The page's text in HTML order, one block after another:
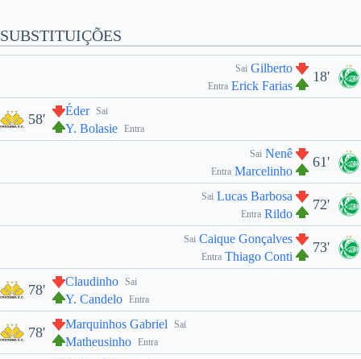
SUBSTITUIÇÕES
18'
Sai Gilberto
Entra Erick Farias
Sai
Éder
Entra
Y. Bolasie
58'
61'
Sai Nenê
Entra Marcelinho
72'
Sai Lucas Barbosa
Entra Rildo
73'
Sai Caique Gonçalves
Entra Thiago Conti
Sai
Claudinho
Entra
Y. Candelo
78'
Sai
Marquinhos Gabriel
Entra
Matheusinho
78'